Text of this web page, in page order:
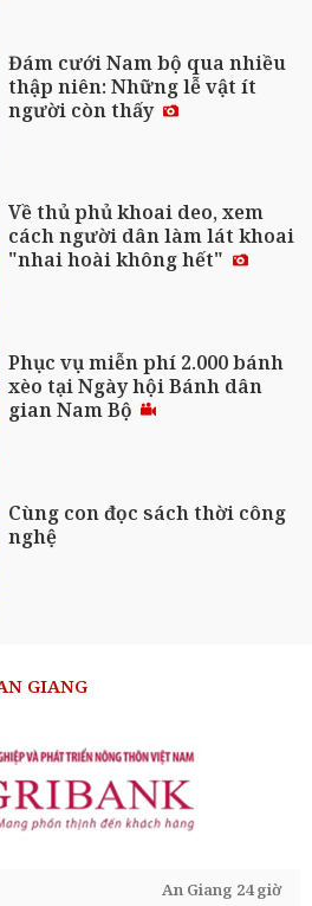
Đám cưới Nam bộ qua nhiều
thập niên: Những lễ vật ít
người còn thấy
Về thủ phủ khoai deo, xem
cách người dân làm lát khoai
"nhai hoài không hết"
Phục vụ miễn phí 2.000 bánh
xèo tại Ngày hội Bánh dân
gian Nam Bộ
Cùng con đọc sách thời công
nghệ
GIANG
An Giang 24 giờ